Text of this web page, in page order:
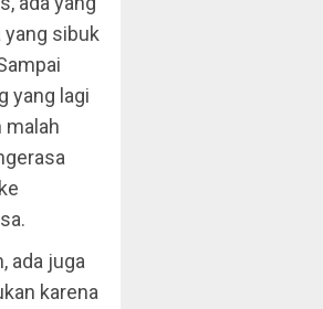
yang sibuk
yang lagi
malah
ada juga
karena